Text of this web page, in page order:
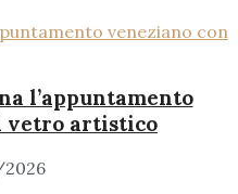
l’appuntamento
vetro artistico